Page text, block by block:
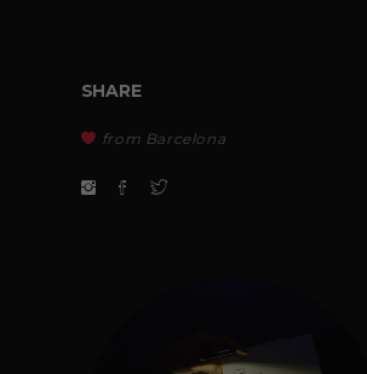
SHARE
from Barcelona